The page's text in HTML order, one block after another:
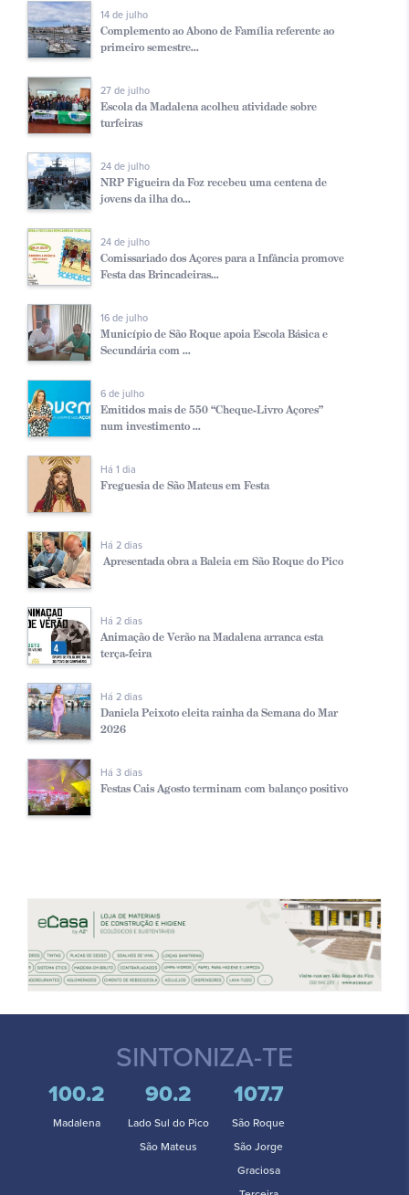
14 de julho
Complemento ao Abono de Família referente ao
primeiro semestre...
27 de julho
Escola da Madalena acolheu atividade sobre
turfeiras
24 de julho
NRP Figueira da Foz recebeu uma centena de
jovens da ilha do...
24 de julho
Comissariado dos Açores para a Infância promove
Festa das Brincadeiras...
16 de julho
Município de São Roque apoia Escola Básica e
Secundária com ...
6 de julho
Emitidos mais de 550 “Cheque-Livro Açores”
num investimento ...
Há 1 dia
Freguesia de São Mateus em Festa
Há 2 dias
Apresentada obra a Baleia em São Roque do Pico
Há 2 dias
Animação de Verão na Madalena arranca esta
terça-feira
Há 2 dias
Daniela Peixoto eleita rainha da Semana do Mar
2026
Há 3 dias
Festas Cais Agosto terminam com balanço positivo
SINTONIZA-TE
100.2
Madalena
90.2
Lado Sul do Pico
São Mateus
107.7
São Roque
São Jorge
Graciosa